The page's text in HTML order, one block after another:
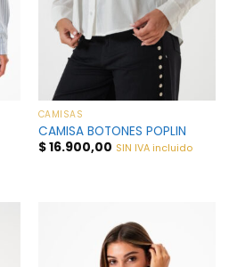
CAMISAS
CAMISA BOTONES POPLIN
$16.900,00 SIN IVA incluido